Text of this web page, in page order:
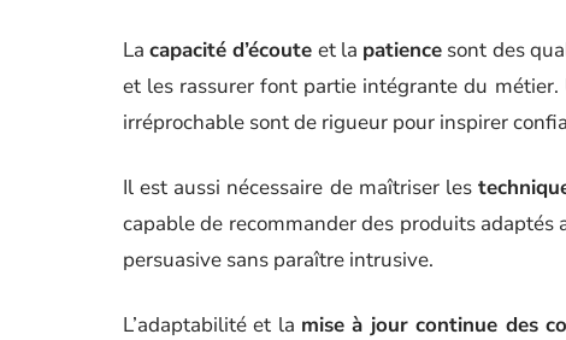
Lacapacité d’écoute et la patience sont des
et les rassurer font partie intégrante du métier.
irréprochable sont de rigueur pour inspirer
Il est aussi nécessaire de maîtriser les
capable de recommander des produits
persuasive sans paraître intrusive.
L’adaptabilité et la mise à jour continue des